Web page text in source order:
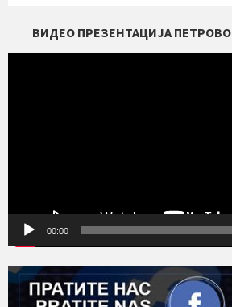
ВИДЕО ПРЕЗЕНТАЦИЈА ПЕТРОВО
00:00